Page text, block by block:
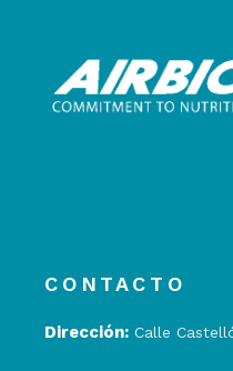
CONTACTO
Dirección: Calle